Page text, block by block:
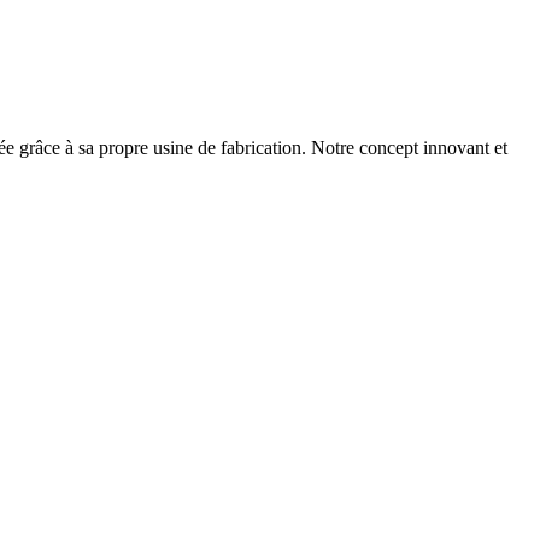
grâce à sa propre usine de fabrication. Notre concept innovant et